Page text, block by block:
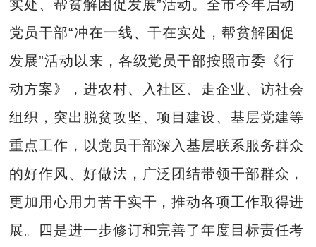
实处、帮贫解困促发展”活动。全市今年启动
党员干部“冲在一线、干在实处，帮贫解困促
发展”活动以来，各级党员干部按照市委《行
动方案》，进农村、入社区、走企业、访社会
组织，突出脱贫攻坚、项目建设、基层党建等
重点工作，以党员干部深入基层联系服务群众
的好作风、好做法，广泛团结带领干部群众，
更加用心用力苦干实干，推动各项工作取得进
展。四是进一步修订和完善了年度目标责任考